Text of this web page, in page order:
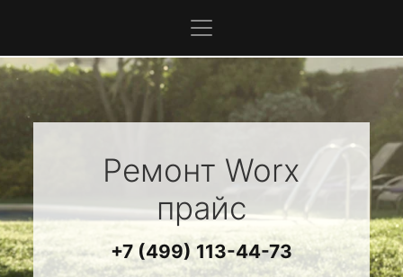
Ремонт Worx
прайс
+7 (499) 113-44-73